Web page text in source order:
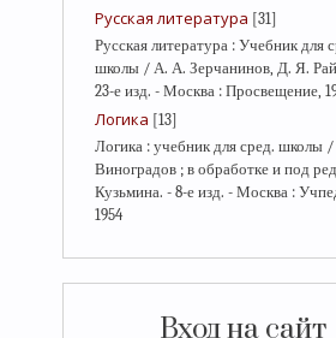
Русская литература [31]
Русская литература : Учебник для
школы / А. А. Зерчанинов, Д. Я.
23-е изд. - Москва : Просвещение,
Логика [13]
Логика : учебник для сред. школы
Виноградов ; в обработке и под
Кузьмина. - 8-е изд. - Москва :
1954
Вход на сайт